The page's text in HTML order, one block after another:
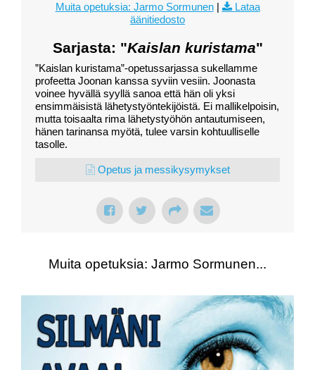
Muita opetuksia: Jarmo Sormunen|
Lataa
äänitiedosto
Sarjasta: "Kaislan kuristama"
”Kaislan kuristama”-opetussarjassa sukellamme
profeetta Joonan kanssa syviin vesiin. Joonasta
voinee hyvällä syyllä sanoa että hän oli yksi
ensimmäisistä lähetystyöntekijöistä. Ei mallikelpoisin,
mutta toisaalta rima lähetystyöhön antautumiseen,
hänen tarinansa myötä, tulee varsin kohtuulliselle
tasolle.
Opetus ja messikysymykset
Muita opetuksia: Jarmo Sormunen...